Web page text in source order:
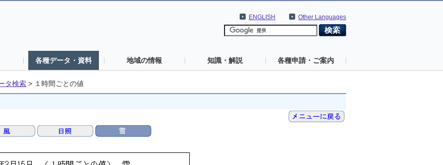
Other Languages
ENGLISH
各種データ・資料 地域の情報 知識・解説 各種申請・ご案内
タ検索 > １時間ごとの値